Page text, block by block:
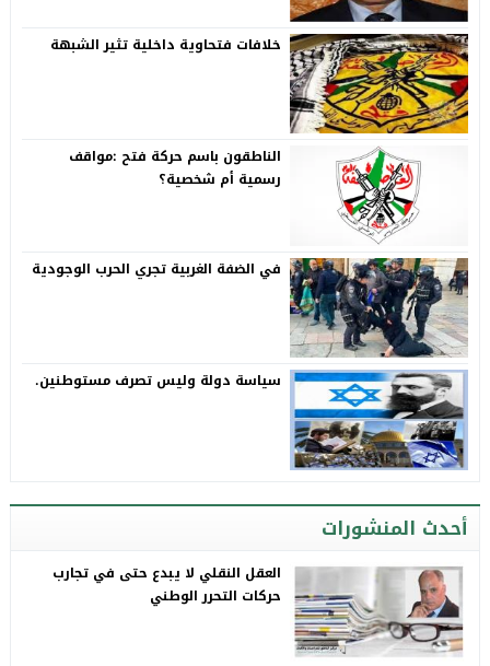
خلافات فتحاوية داخلية تثير الشبهة
الناطقون باسم حركة فتح :مواقف
رسمية أم شخصية؟
في الضفة الغربية تجري الحرب الوجودية
سياسة دولة وليس تصرف مستوطنين.
أحدث المنشورات
العقل النقلي لا يبدع حتى في تجارب
حركات التحرر الوطني